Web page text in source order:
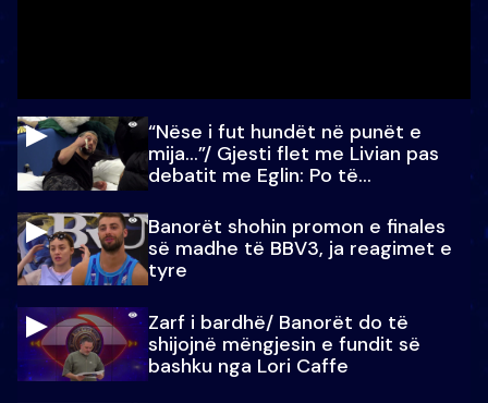
“Nëse i fut hundët në punët e
mija…”/ Gjesti flet me Livian pas
debatit me Eglin: Po të
Banorët shohin promon e finales
së madhe të BBV3, ja reagimet e
tyre
Zarf i bardhë/ Banorët do të
shijojnë mëngjesin e fundit së
bashku nga Lori Caffe